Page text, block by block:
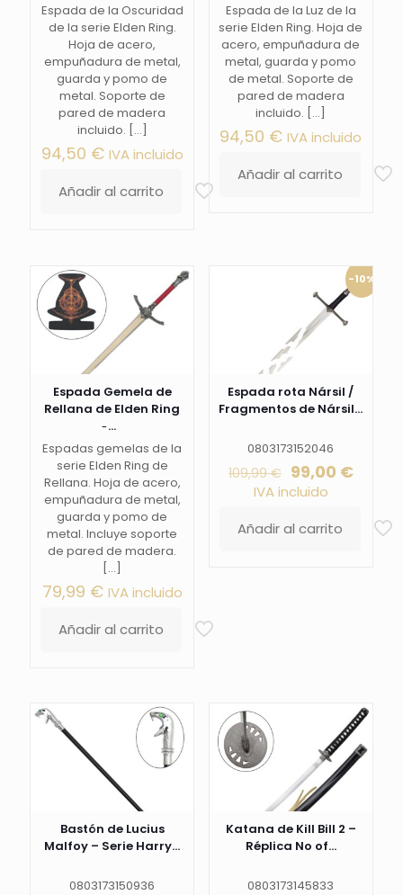
Espada de la Oscuridad
de la serie Elden Ring.
Hoja de acero,
empuñadura de metal,
guarda y pomo de
metal. Soporte de
pared de madera
incluido. […]
94,50 € IVA incluido
Añadir al carrito
Espada de la Luz de la
serie Elden Ring. Hoja de
acero, empuñadura de
metal, guarda y pomo
de metal. Soporte de
pared de madera
incluido. […]
94,50 € IVA incluido
Añadir al carrito
Espada Gemela de
Rellana de Elden Ring
̵...
Espadas gemelas de la
serie Elden Ring de
Rellana. Hoja de acero,
empuñadura de metal,
guarda y pomo de
metal. Incluye soporte
de pared de madera.
[…]
79,99 € IVA incluido
Añadir al carrito
-10%
Espada rota Nársil /
Fragmentos de Nársil...
0803173152046
109,99€ El
precio
era:
109,99 €.
99,00 €El
es:
IVA incluido
Añadir al carrito
Bastón de Lucius
Malfoy – Serie Harry...
0803173150936
Katana de Kill Bill 2 –
Réplica No of...
0803173145833